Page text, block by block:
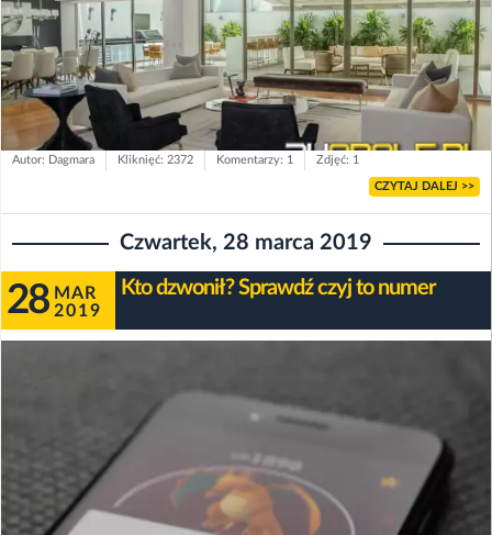
Autor: Dagmara Kliknięć: 2372 Komentarzy: 1 Zdjęć: 1
CZYTAJ DALEJ >>
Czwartek, 28 marca 2019
28 MAR
2019
Kto dzwonił? Sprawdź czyj to numer